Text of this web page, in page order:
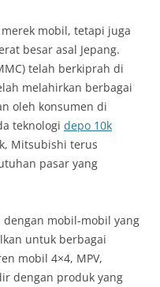
mobil, tetapi juga
besar asal Jepang.
telah berkiprah di
melahirkan berbagai
oleh konsumen di
teknologi depo 10k
Mitsubishi terus
pasar yang
mobil-mobil yang
untuk berbagai
mobil 4×4, MPV,
dengan produk yang